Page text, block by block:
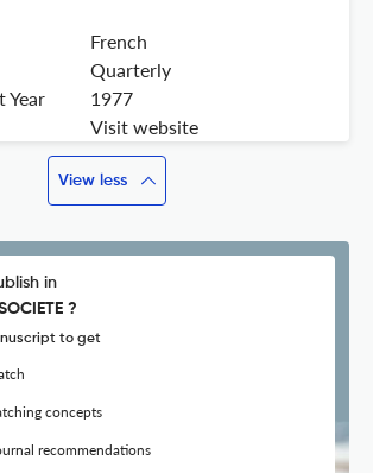
French
Quarterly
Year
1977
Visit website
View less
in
?
to get
concepts
recommendations